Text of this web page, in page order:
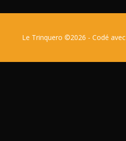
Le Trinquero ©2026 - Codé avec